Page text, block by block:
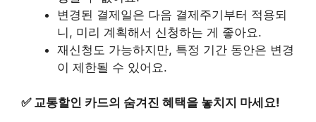
변경된 결제일은 다음 결제주기부터 적용되
니, 미리 계획해서 신청하는 게 좋아요.
재신청도 가능하지만, 특정 기간 동안은 변경
이 제한될 수 있어요.
✅ 교통할인 카드의 숨겨진 혜택을 놓치지 마세요!